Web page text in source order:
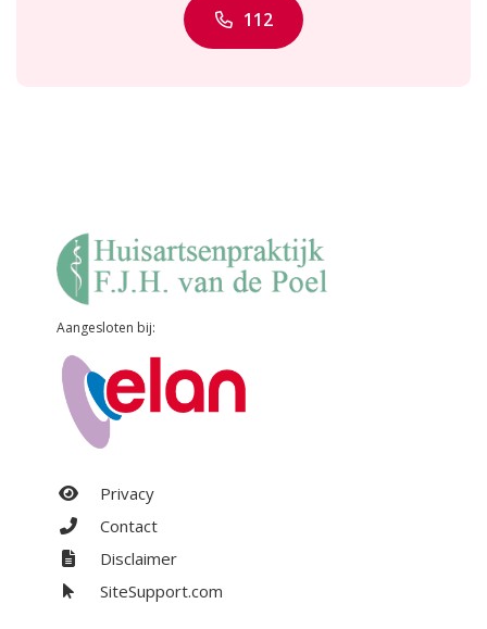
112
Aangesloten bij:
Privacy
Contact
Disclaimer
SiteSupport.com